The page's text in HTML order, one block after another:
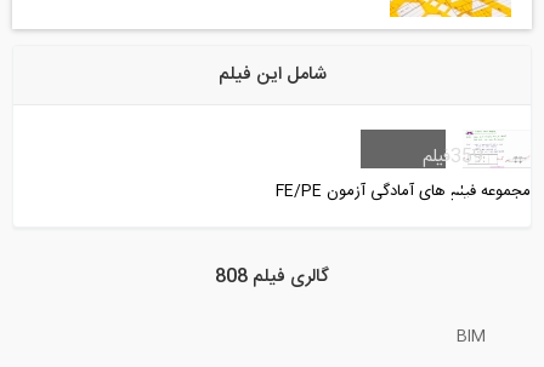
شامل این فیلم
مجموعه فیلم های آمادگی آزمون FE/PE
359فیلم
گالری فیلم 808
BIM